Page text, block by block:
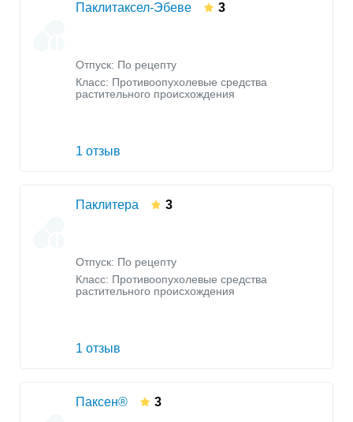
Паклитаксел-Эбеве 3
Отпуск: По рецепту
Класс: Противоопухолевые средства
растительного происхождения
1 отзыв
Паклитера 3
Отпуск: По рецепту
Класс: Противоопухолевые средства
растительного происхождения
1 отзыв
Паксен® 3